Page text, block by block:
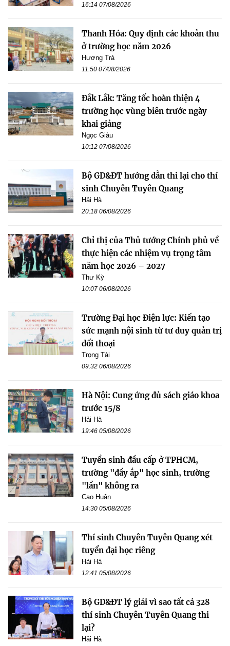
16:14 07/08/2026
Thanh Hóa: Quy định các khoản thu
ở trường học năm 2026
Hương Trà
11:50 07/08/2026
Đắk Lắk: Tăng tốc hoàn thiện 4
trường học vùng biên trước ngày
khai giảng
Ngọc Giàu
10:12 07/08/2026
Bộ GD&ĐT hướng dẫn thi lại cho thí
sinh Chuyên Tuyên Quang
Hải Hà
20:18 06/08/2026
Chỉ thị của Thủ tướng Chính phủ về
thực hiện các nhiệm vụ trọng tâm
năm học 2026 – 2027
Thư Kỳ
10:07 06/08/2026
Trường Đại học Điện lực: Kiến tạo
sức mạnh nội sinh từ tư duy quản trị
đối thoại
Trọng Tài
09:32 06/08/2026
Hà Nội: Cung ứng đủ sách giáo khoa
trước 15/8
Hải Hà
19:46 05/08/2026
Tuyển sinh đầu cấp ở TPHCM,
trường "đầy ắp" học sinh, trường
"lần" không ra
Cao Huân
14:30 05/08/2026
Thí sinh Chuyên Tuyên Quang xét
tuyển đại học riêng
Hải Hà
12:41 05/08/2026
Bộ GD&ĐT lý giải vì sao tất cả 328
thí sinh Chuyên Tuyên Quang thi
lại?
Hải Hà